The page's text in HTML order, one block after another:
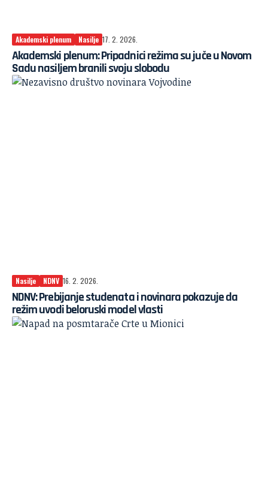
Akademski plenum Nasilje 17. 2. 2026.
Akademski plenum: Pripadnici režima su juče u Novom
Sadu nasiljem branili svoju slobodu
Nasilje NDNV 16. 2. 2026.
NDNV: Prebijanje studenata i novinara pokazuje da
režim uvodi beloruski model vlasti